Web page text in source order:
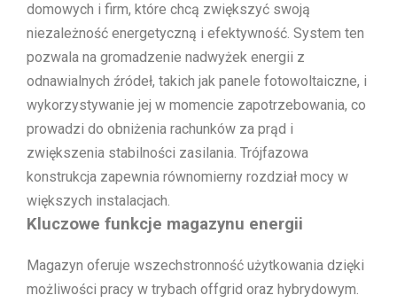
domowych i firm, które chcą zwiększyć swoją
niezależność energetyczną i efektywność. System ten
pozwala na gromadzenie nadwyżek energii z
odnawialnych źródeł, takich jak panele fotowoltaiczne, i
wykorzystywanie jej w momencie zapotrzebowania, co
prowadzi do obniżenia rachunków za prąd i
zwiększenia stabilności zasilania. Trójfazowa
konstrukcja zapewnia równomierny rozdział mocy w
większych instalacjach.
Kluczowe funkcje magazynu energii
Magazyn oferuje wszechstronność użytkowania dzięki
możliwości pracy w trybach offgrid oraz hybrydowym.